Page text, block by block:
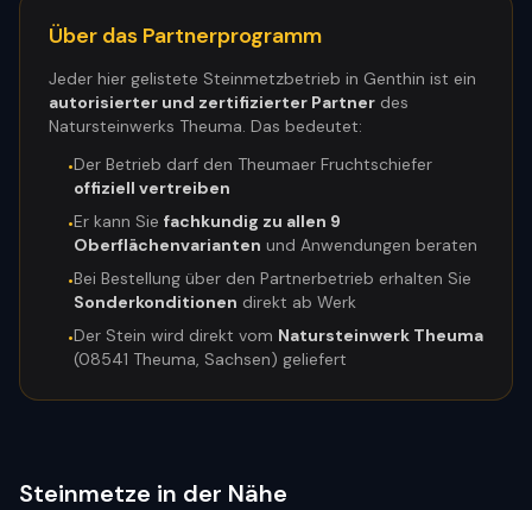
Über das Partnerprogramm
Jeder hier gelistete Steinmetzbetrieb in Genthin ist ein
autorisierter und zertifizierter Partner des
Natursteinwerks Theuma. Das bedeutet:
•Der Betrieb darf den Theumaer Fruchtschiefer
offiziell vertreiben
•Er kann Sie fachkundig zu allen 9
Oberflächenvarianten und Anwendungen beraten
•Bei Bestellung über den Partnerbetrieb erhalten Sie
Sonderkonditionen direkt ab Werk
•Der Stein wird direkt vom Natursteinwerk Theuma
(08541 Theuma, Sachsen) geliefert
Steinmetze in der Nähe